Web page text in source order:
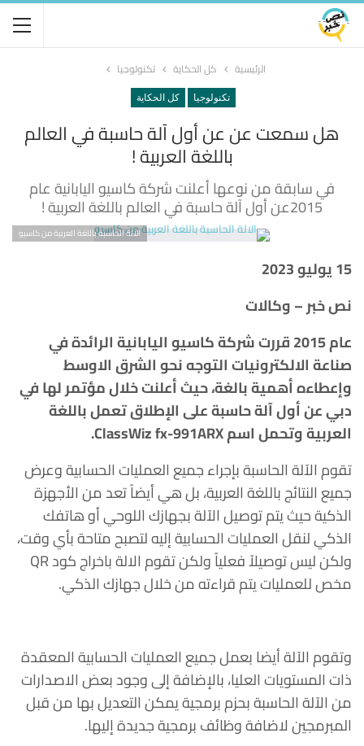
الرئيسية كل الحكاية تكنولوجيا
تكنولوجيا كل الحكاية
هل سمعت عن عن أول آلة حاسبة في العالم
باللغة العربية !
في سابقة من نوعها أعلنت شركة كاسيو اليابانية عام
2015عن أول آلة حاسبة في العالم باللغة العربية !
الالة الحاسبة باللغة العربية من كاسيو
15 يوليو 2023
نص خبر – وكالات
عام 2015 قررت شركة كاسيو اليابانية الرائدة في
صناعة الالكترونيات التوجه نحو الشرق الاوسط
وإعطاءه أهمية بالغة، حيث أعلنت خلال مؤتمر لها في
دبي عن أول آلة حاسبة على الإطلاق تعمل باللغة
العربية وتحمل اسم ClassWiz fx-991ARX.
تقوم الآلة الحاسبة بإجراء جميع العمليات الحسابية وعرض
جميع النتائج باللغة العربية، بل هي أيضاً تعد من الأجهزة
الذكية حيث يتم توصيل الآلة بجهازك اللوحي أو هاتفك
الذكي لنقل العمليات الحسابية إليه لتصبح متاحة بأي وقت،
ولكن ليس توصيلاً فعلياً ولكن تقوم الالة باخراج كود QR
مخص للعمليات يتم قراءته من خلال جهازك الذكي.
وتقوم الآلة أيضا بعمل جميع العمليات الحسابية المعقدة
ذات المستويات العليا، بالإضافة إلى وجود بعض الاصدارات
من الآلة الحاسبة بحزم برمجية يمكن التعديل بها من قبل
المبرمجين لاضافة وظائف برمجية جديدة إليها.